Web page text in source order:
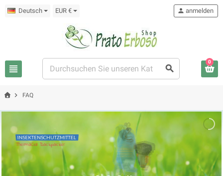
Deutsch EUR €
view_headline search
person anmelden
0
chevron_right FAQ
INSEKTENSCHUTZMITTEL
ThermaCell Backpacker